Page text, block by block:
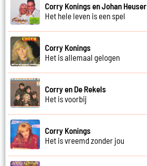
Corry Konings en Johan Heuser
Het hele leven is een spel
Corry Konings
Het is allemaal gelogen
Corry en De Rekels
Het is voorbij
Corry Konings
Het is vreemd zonder jou